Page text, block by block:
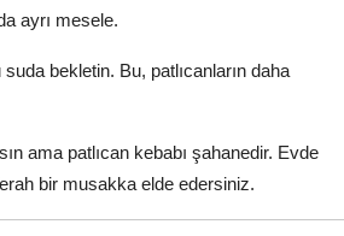
ayrı mesele.
bekletin. Bu, patlıcanların daha
ama patlıcan kebabı şahanedir. Evde
bir musakka elde edersiniz.